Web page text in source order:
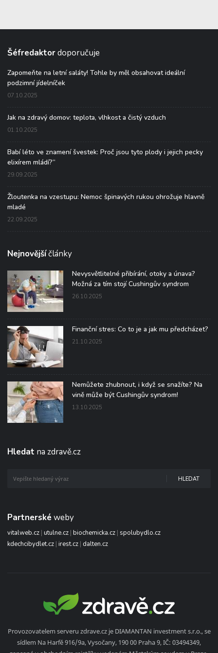
Šéfredaktordoporučuje
Zapomeňte na letní saláty! Tohle by měl obsahovat ideální
podzimní jídelníček
07.10.2025
Jak na zdravý domov: teplota, vlhkost a čistý vzduch
01.10.2025
Babí léto ve znamení švestek: Proč jsou tyto plody i jejich pecky
elixírem mládí?“
29.09.2025
Žloutenka na vzestupu: Nemoc špinavých rukou ohrožuje hlavně
mladé
22.09.2025
Nejnovějšíčlánky
Nevysvětlitelné přibírání, otoky a únava?
Možná za tím stojí Cushingův syndrom
26.10.2025
Finanční stres: Co to je a jak mu předcházet?
21.10.2025
Nemůžete zhubnout, i když se snažíte? Na
vině může být Cushingův syndrom!
13.10.2025
Hledat na zdravě.cz
HLEDAT
Partnerské weby
vitalweb.cz | utulne.cz | biochemicka.cz | spolubydlo.cz
kdechcibydlet.cz | irest.cz | dalten.cz
Provozovatelem serveru zdrave.cz je DIAMANTAN investment s.r.o., se
sídlem Na Harfě 916/9a, Vysočany, 190 00 Praha 9, IČ: 03494349,